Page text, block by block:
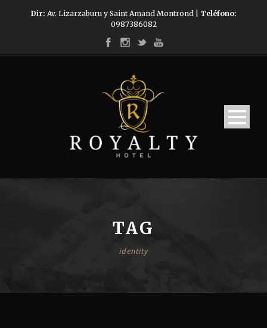
Dir: Av. Lizarzaburu y Saint Amand Montrond | Teléfono:
0987386082
TAG
identity